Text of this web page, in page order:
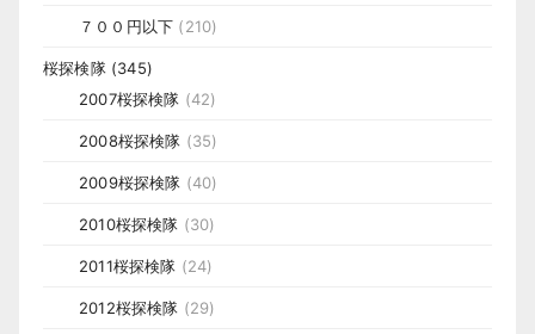
７００円以下 (210)
桜探検隊(345)
2007桜探検隊 (42)
2008桜探検隊 (35)
2009桜探検隊 (40)
2010桜探検隊 (30)
2011桜探検隊 (24)
2012桜探検隊 (29)